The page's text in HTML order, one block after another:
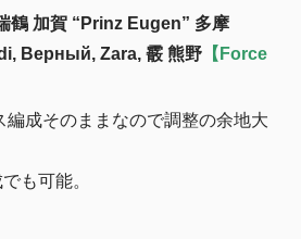
鶴 加賀 “Prinz Eugen” 多摩
Верный, Zara, 霰 熊野【Force
編成そのままなので調整の余地大
も可能。